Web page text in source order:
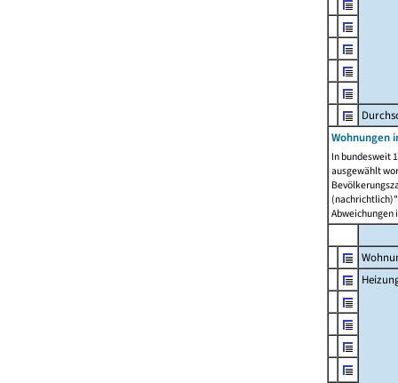
Wohnungen
In bundesweit
ausgewählt
Abweichungen